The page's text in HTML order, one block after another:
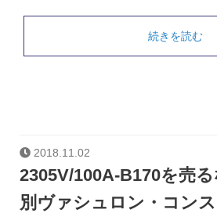
続きを読む
2018.11.02
2305V/100A-B170を売
別ヴァシュロン・コン